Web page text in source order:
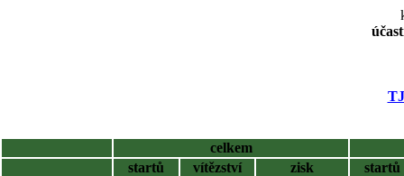
celkem
startů
vítězství zisk
startů